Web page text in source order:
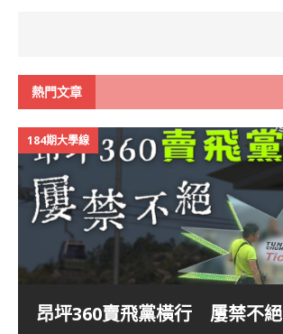
熱門文章
184期大學線
昂坪360賣飛黨橫行 屢禁不絕